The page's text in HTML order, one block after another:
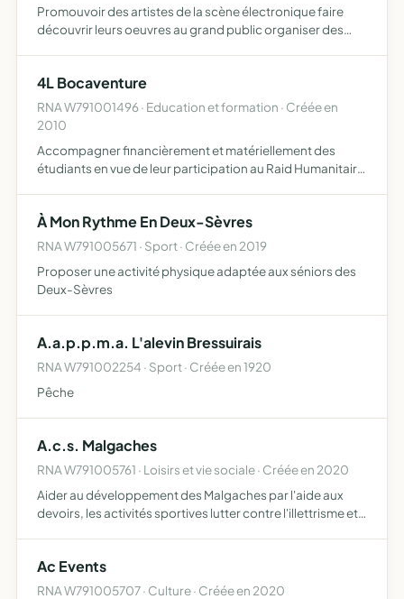
Promouvoir des artistes de la scène électronique faire
découvrir leurs oeuvres au grand public organiser des
4L Bocaventure
RNA W791001496 · Education et formation · Créée en
2010
Accompagner financièrement et matériellement des
étudiants en vue de leur participation au Raid Humanitaire
À Mon Rythme En Deux-Sèvres
RNA W791005671 · Sport · Créée en 2019
Proposer une activité physique adaptée aux séniors des
Deux-Sèvres
A.a.p.p.m.a. L'alevin Bressuirais
RNA W791002254 · Sport · Créée en 1920
Pêche
A.c.s. Malgaches
RNA W791005761 · Loisirs et vie sociale · Créée en 2020
Aider au développement des Malgaches par l'aide aux
devoirs, les activités sportives lutter contre l'illettrisme et
Ac Events
RNA W791005707 · Culture · Créée en 2020